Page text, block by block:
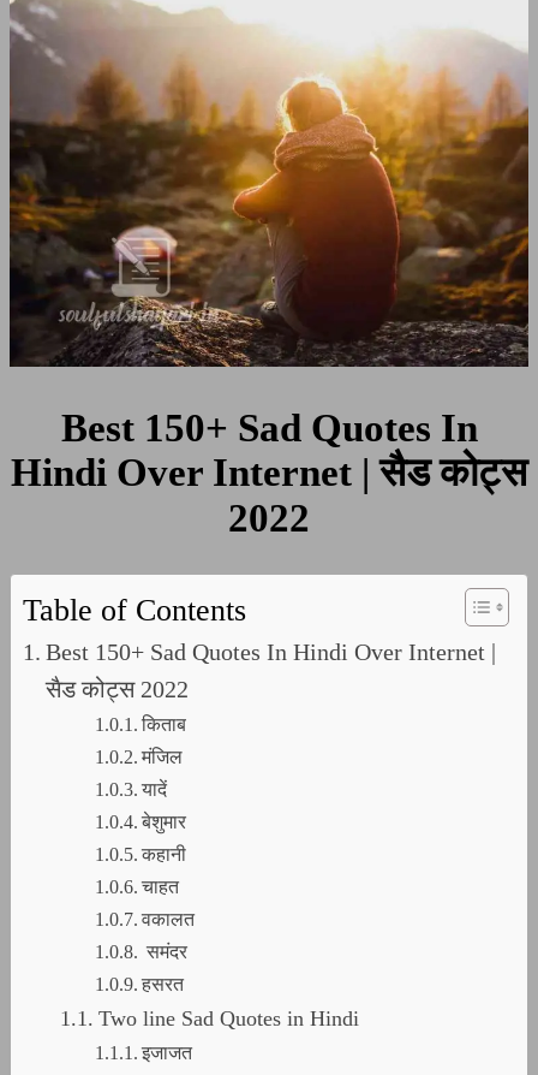
Hindi
Over
Internet
|
सैड
कोट्स
2022
Best 150+ Sad Quotes In
Hindi Over Internet | सैड कोट्स
2022
Table of Contents
Best 150+ Sad Quotes In Hindi Over Internet |
सैड कोट्स 2022
किताब
मंजिल
यादें
बेशुमार
कहानी
चाहत
वकालत
समंदर
हसरत
Two line Sad Quotes in Hindi
इजाजत